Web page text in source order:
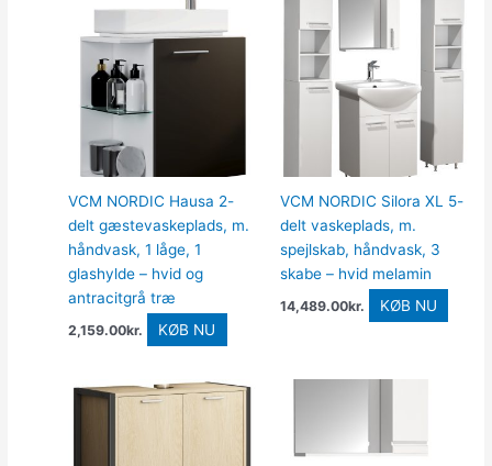
VCM NORDIC Hausa 2-
delt gæstevaskeplads, m.
håndvask, 1 låge, 1
glashylde – hvid og
antracitgrå træ
2,159.00kr. KØB NU
VCM NORDIC Silora XL 5-
delt vaskeplads, m.
spejlskab, håndvask, 3
skabe – hvid melamin
14,489.00kr. KØB NU